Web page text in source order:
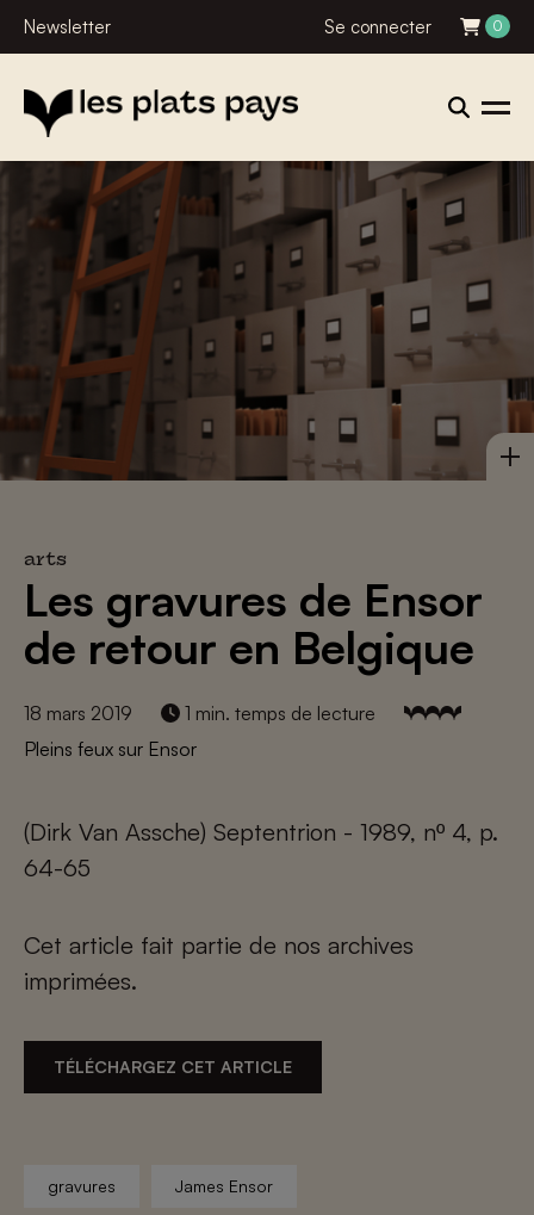
Newsletter Se connecter 0
arts
Les gravures de Ensor
de retour en Belgique
18 mars 2019
1 min. temps de lecture
Pleins feux sur Ensor
(Dirk Van Assche) Septentrion - 1989, nº 4, p.
64-65
Cet article fait partie de nos archives
imprimées.
TÉLÉCHARGEZ CET ARTICLE
gravures James Ensor